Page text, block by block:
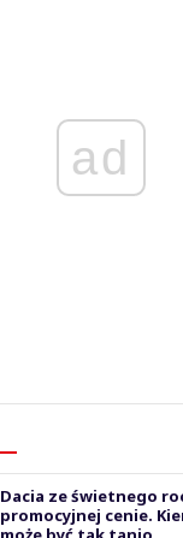
ad
Dacia ze świetnego
promocyjnej cenie.